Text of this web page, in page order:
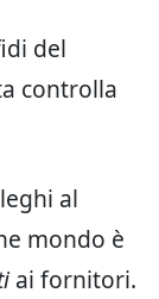
del
controlla
al
mondo è
ai fornitori.